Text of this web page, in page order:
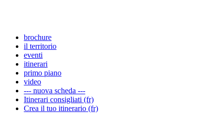
brochure
il territorio
eventi
itinerari
primo piano
video
--- nuova scheda ---
Itinerari consigliati (fr)
Crea il tuo itinerario (fr)